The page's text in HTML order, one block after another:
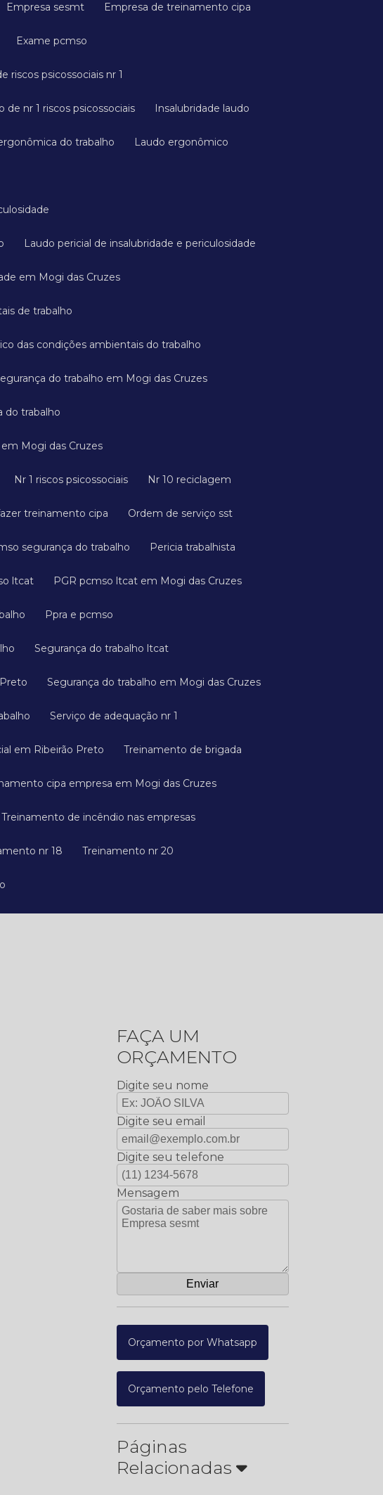
Empresa sesmt Empresa de treinamento cipa
Exame pcmso
riscos psicossociais nr 1
de nr 1 riscos psicossociais Insalubridade laudo
do trabalho Laudo ergonômico
Laudo pericial de insalubridade e periculosidade
em Mogi das Cruzes
de trabalho
das condições ambientais do trabalho
do trabalho em Mogi das Cruzes
do trabalho
em Mogi das Cruzes
Nr 1 riscos psicossociais Nr 10 reciclagem
fazer treinamento cipa Ordem de serviço sst
segurança do trabalho Pericia trabalhista
ltcat PGR pcmso ltcat em Mogi das Cruzes
Ppra e pcmso
Segurança do trabalho ltcat
Segurança do trabalho em Mogi das Cruzes
Serviço de adequação nr 1
em Ribeirão Preto Treinamento de brigada
cipa empresa em Mogi das Cruzes
Treinamento de incêndio nas empresas
nr 18 Treinamento nr 20
FAÇA UM
ORÇAMENTO
Digite seu nome
Digite seu email
Digite seu telefone
Mensagem
Orçamento por Whatsapp
Orçamento pelo Telefone
Páginas
Relacionadas